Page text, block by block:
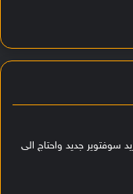
سوفتوير جديد واحتاج الى